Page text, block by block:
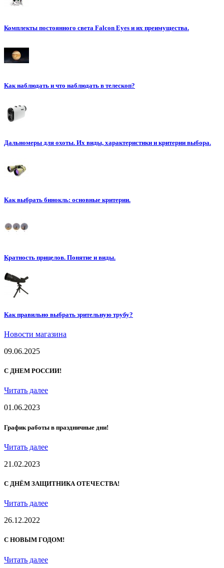
Комплекты постоянного света Falcon Eyes и их преимущества.
Как наблюдать и что наблюдать в телескоп?
Дальномеры для охоты. Их виды, характеристики и критерии выбора.
Как выбрать бинокль: основные критерии.
Кратность прицелов. Понятие и виды.
Как правильно выбрать зрительную трубу?
Новости магазина
09.06.2025
С ДНЕМ РОССИИ!
Читать далее
01.06.2023
График работы в праздничные дни!
Читать далее
21.02.2023
С ДНЁМ ЗАЩИТНИКА ОТЕЧЕСТВА!
Читать далее
26.12.2022
С НОВЫМ ГОДОМ!
Читать далее